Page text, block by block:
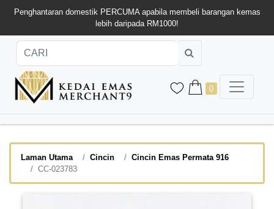
Penghantaran domestik PERCUMA apabila membeli barangan kemas
lebih daripada RM1000!
0
Laman Utama Cincin
Cincin Emas Permata 916
CC-023783